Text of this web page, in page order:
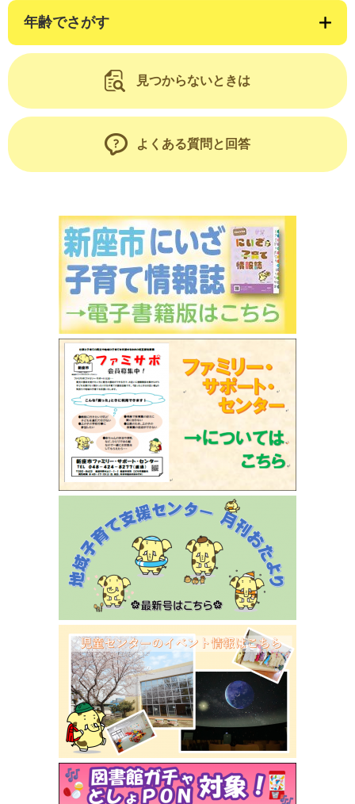
年齢でさがす
見つからないときは
よくある質問と回答